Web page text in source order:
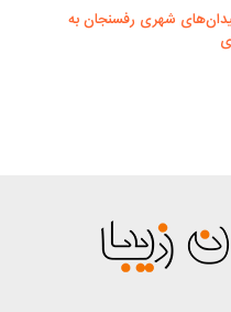
شهری رفسنجان به